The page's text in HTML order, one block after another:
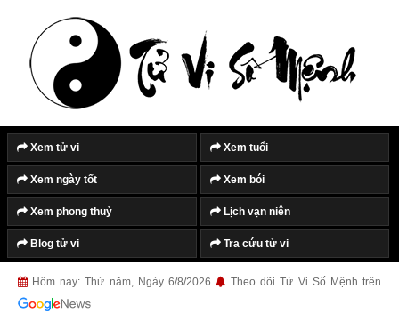
Xem tử vi Xem tuổi
Xem ngày tốt Xem bói
Xem phong thuỷ Lịch vạn niên
Blog tử vi Tra cứu tử vi
Hôm nay: Thứ năm, Ngày 6/8/2026 Theo dõi Tử Vi Số Mệnh trên